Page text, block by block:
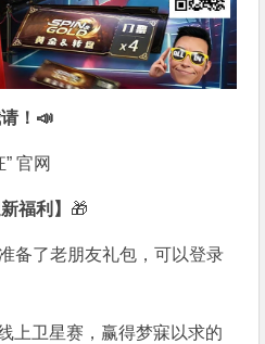
！📣
官网
福利】 🎁
备了老朋友礼包，可以登录
上卫星赛，赢得梦寐以求的